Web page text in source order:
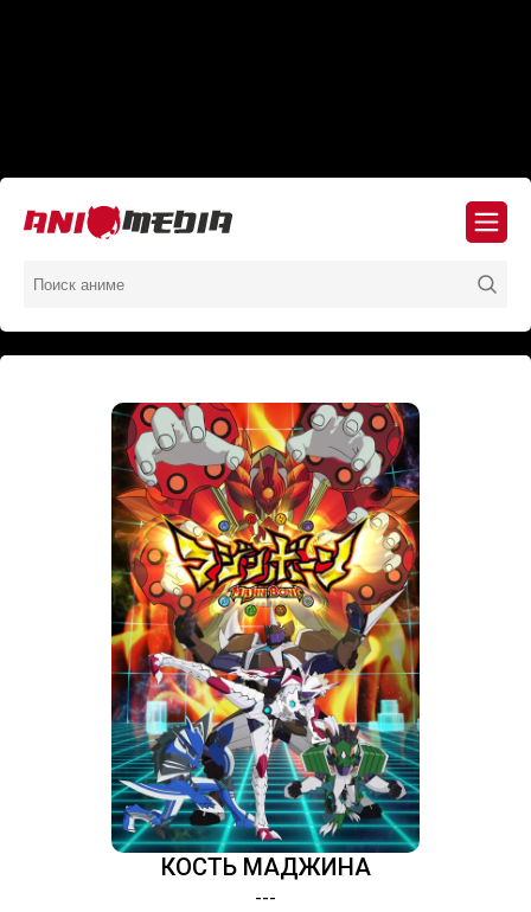
КОСТЬ МАДЖИНА
---